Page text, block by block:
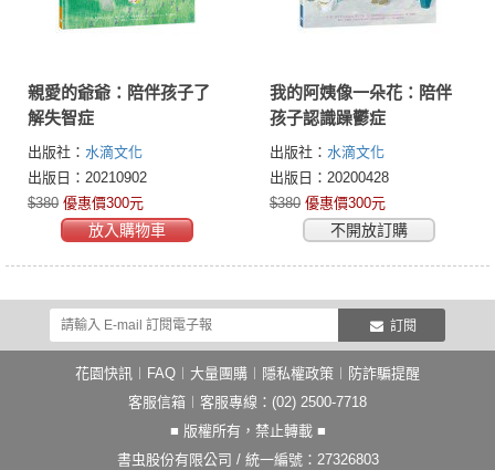
親愛的爺爺：陪伴孩子了
解失智症
出版社： 水滴文化
出版日：20210902
$380 優惠價300元
放入購物車
我的阿姨像一朵花：陪伴
孩子認識躁鬱症
出版社： 水滴文化
出版日：20200428
$380 優惠價300元
不開放訂購
訂閱
花園快訊 FAQ 大量團購 隱私權政策
防詐騙提醒
客服信箱 ︱客服專線：(02) 2500-7718
■ 版權所有，禁止轉載 ■
書虫股份有限公司 / 統一編號：27326803